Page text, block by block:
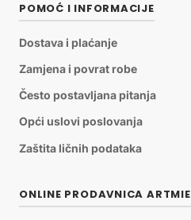
POMOĆ I INFORMACIJE
Dostava i plaćanje
Zamjena i povrat robe
Često postavljana pitanja
Opći uslovi poslovanja
Zaštita ličnih podataka
ONLINE PRODAVNICA ARTMIE